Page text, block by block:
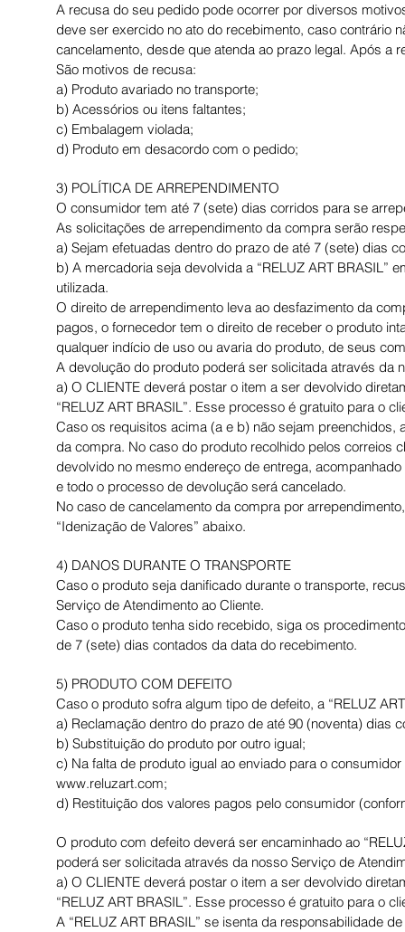
A recusa do seu pedido pode ocorrer por diversos
deve ser exercido no ato do recebimento, caso contrário
cancelamento, desde que atenda ao prazo legal. Após a
São motivos de recusa:
a) Produto avariado no transporte;
b) Acessórios ou itens faltantes;
c) Embalagem violada;
d) Produto em desacordo com o pedido;
3) POLÍTICA DE ARREPENDIMENTO
O consumidor tem até 7 (sete) dias corridos para se
As solicitações de arrependimento da compra serão
a) Sejam efetuadas dentro do prazo de até 7 (sete) dias
b) A mercadoria seja devolvida a “RELUZ ART BRASIL”
utilizada.
O direito de arrependimento leva ao desfazimento da
pagos, o fornecedor tem o direito de receber o produto
qualquer indício de uso ou avaria do produto, de seus
A devolução do produto poderá ser solicitada através da
a) O CLIENTE deverá postar o item a ser devolvido
“RELUZ ART BRASIL”. Esse processo é gratuito para o
Caso os requisitos acima (a e b) não sejam preenchidos,
da compra. No caso do produto recolhido pelos correios
devolvido no mesmo endereço de entrega,
e todo o processo de devolução será cancelado.
No caso de cancelamento da compra por
“Idenização de Valores” abaixo.
4) DANOS DURANTE O TRANSPORTE
Caso o produto seja danificado durante o transporte,
Serviço de Atendimento ao Cliente.
Caso o produto tenha sido recebido, siga os
de 7 (sete) dias contados da data do recebimento.
5) PRODUTO COM DEFEITO
Caso o produto sofra algum tipo de defeito, a “RELUZ
a) Reclamação dentro do prazo de até 90 (noventa) dias
b) Substituição do produto por outro igual;
c) Na falta de produto igual ao enviado para o
www.reluzart.com;
d) Restituição dos valores pagos pelo consumidor
O produto com defeito deverá ser encaminhado ao
poderá ser solicitada através da nosso Serviço de
a) O CLIENTE deverá postar o item a ser devolvido
“RELUZ ART BRASIL”. Esse processo é gratuito para o
A “RELUZ ART BRASIL” se isenta da responsabilidade